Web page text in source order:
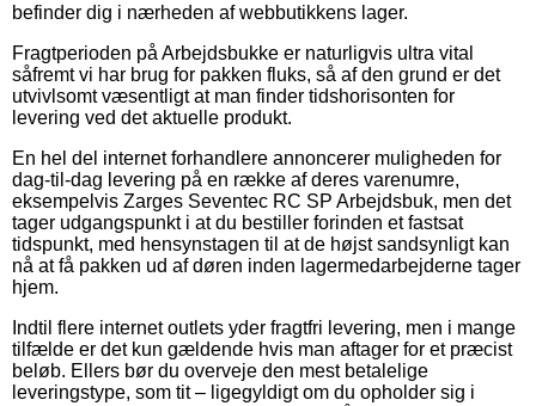
befinder dig i nærheden af webbutikkens lager.
Fragtperioden på Arbejdsbukke er naturligvis ultra vital
såfremt vi har brug for pakken fluks, så af den grund er det
utvivlsomt væsentligt at man finder tidshorisonten for
levering ved det aktuelle produkt.
En hel del internet forhandlere annoncerer muligheden for
dag-til-dag levering på en række af deres varenumre,
eksempelvis Zarges Seventec RC SP Arbejdsbuk, men det
tager udgangspunkt i at du bestiller forinden et fastsat
tidspunkt, med hensynstagen til at de højst sandsynligt kan
nå at få pakken ud af døren inden lagermedarbejderne tager
hjem.
Indtil flere internet outlets yder fragtfri levering, men i mange
tilfælde er det kun gældende hvis man aftager for et præcist
beløb. Ellers bør du overveje den mest betalelige
leveringstype, som tit – ligegyldigt om du opholder sig i